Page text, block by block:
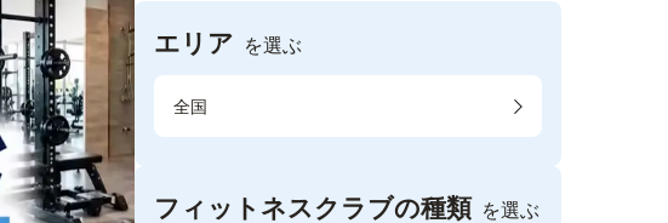
エリア を選ぶ
全国
フィットネスクラブの種類 を選ぶ